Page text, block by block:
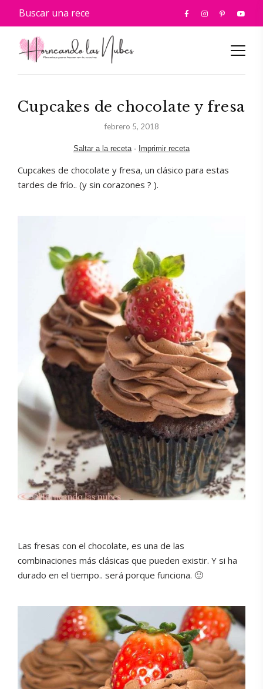
Cupcakes de chocolate y fresa
febrero 5, 2018
Saltar a la receta- Imprimir receta
Cupcakes de chocolate y fresa, un clásico para estas
tardes de frío.. (y sin corazones ? ).
Las fresas con el chocolate, es una de las
combinaciones más clásicas que pueden existir. Y si ha
durado en el tiempo.. será porque funciona. 🙂